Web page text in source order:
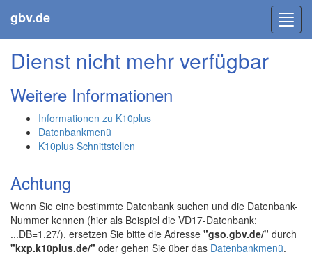
gbv.de
Dienst nicht mehr verfügbar
Weitere Informationen
Informationen zu K10plus
Datenbankmenü
K10plus Schnittstellen
Achtung
Wenn Sie eine bestimmte Datenbank suchen und die Datenbank-
Nummer kennen (hier als Beispiel die VD17-Datenbank:
...DB=1.27/), ersetzen Sie bitte die Adresse "gso.gbv.de/" durch
"kxp.k10plus.de/" oder gehen Sie über das Datenbankmenü.